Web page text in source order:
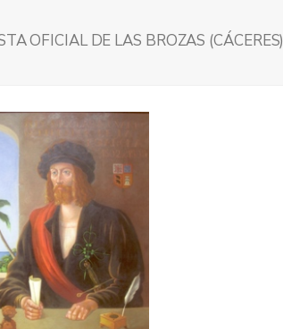
OFICIAL DE LAS BROZAS (CÁCERES)